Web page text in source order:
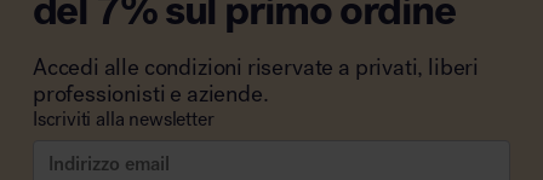
Accedi alle condizioni riservate a privati, liberi
professionisti e aziende.
Iscriviti alla newsletter